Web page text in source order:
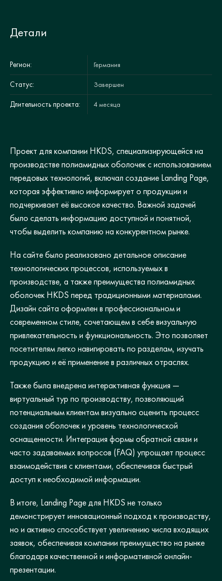
Детали
Регион: Германия
Статус: Завершен
Длительность проекта: 4 месяца
Проект для компании HKDS, специализирующейся на
производстве полиамидных оболочек с использованием
передовых технологий, включал создание Landing Page,
которая эффективно информирует о продукции и
подчеркивает её высокое качество. Важной задачей
было сделать информацию доступной и понятной,
чтобы выделить компанию на конкурентном рынке.
На сайте было реализовано детальное описание
технологических процессов, используемых в
производстве, а также преимущества полиамидных
оболочек HKDS перед традиционными материалами.
Дизайн сайта оформлен в профессиональном и
современном стиле, сочетающем в себе визуальную
привлекательность и функциональность. Это позволяет
посетителям легко навигировать по разделам, изучать
продукцию и её применение в различных отраслях.
Также была внедрена интерактивная функция —
виртуальный тур по производству, позволяющий
потенциальным клиентам визуально оценить процесс
создания оболочек и уровень технологической
оснащенности. Интеграция формы обратной связи и
часто задаваемых вопросов (FAQ) упрощает процесс
взаимодействия с клиентами, обеспечивая быстрый
доступ к необходимой информации.
В итоге, Landing Page для HKDS не только
демонстрирует инновационный подход к производству,
но и активно способствует увеличению числа входящих
заявок, обеспечивая компании преимущество на рынке
благодаря качественной и информативной онлайн-
презентации.